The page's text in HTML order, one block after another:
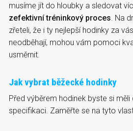
musíme jít do hloubky a sledovat
zefektivní tréninkový proces . Na
zřeteli, že i ty nejlepší hodinky za
neodběhají, mohou vám pomoci
usměrnit.
Jak vybrat běžecké hodinky
Před výběrem hodinek byste si
specifikaci. Zaměřte se na tyto